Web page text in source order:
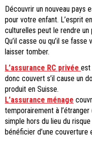
Découvrir un nouveau pays
pour votre enfant. L’esprit
culturelles peut le rendre
Qu’il casse ou qu’il se
laisser tomber.
L’assurance RC privée est
donc couvert s’il cause un
produit en Suisse.
L’assurance ménage
temporairement à
simple hors du lieu du
bénéficier d’une couverture